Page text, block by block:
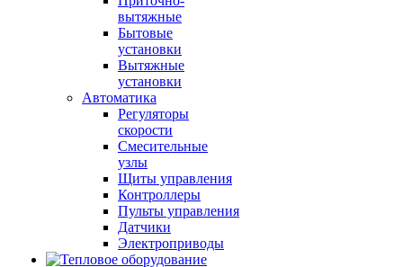
вытяжные
Бытовые
установки
Вытяжные
установки
Автоматика
Регуляторы
скорости
Смесительные
узлы
Щиты управления
Контроллеры
Пульты управления
Датчики
Электроприводы